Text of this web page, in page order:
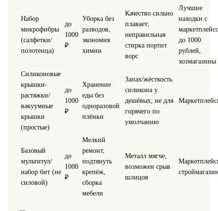
Набор
микрофибры
(салфетки/
полотенца)
до
1000
₽
Уборка без
разводов,
экономия
химии
Качество сильно
плавает;
неправильная
стирка портит
ворс
Лучшие
находки с
до 1000
рублей,
хозмагазины
Силиконовые
крышки-
растяжки/
вакуумные
крышки
(простые)
до
1000
₽
Хранение
еды без
одноразовой
плёнки
Запах/жёсткость
силикона у
дешёвых; не для
горячего по
умолчанию
Базовый
мультитул/
набор бит (не
силовой)
до
1000
₽
Мелкий
ремонт,
подтянуть
крепёж,
сборка
мебели
Металл мягче,
возможен срыв
шлицов